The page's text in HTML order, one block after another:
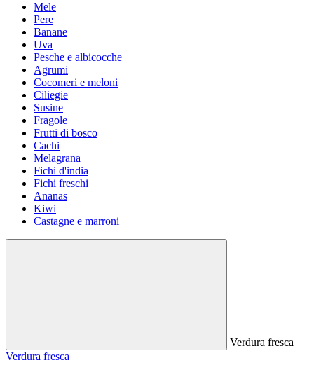
Mele
Pere
Banane
Uva
Pesche e albicocche
Agrumi
Cocomeri e meloni
Ciliegie
Susine
Fragole
Frutti di bosco
Cachi
Melagrana
Fichi d'india
Fichi freschi
Ananas
Kiwi
Castagne e marroni
Verdura fresca
Verdura fresca